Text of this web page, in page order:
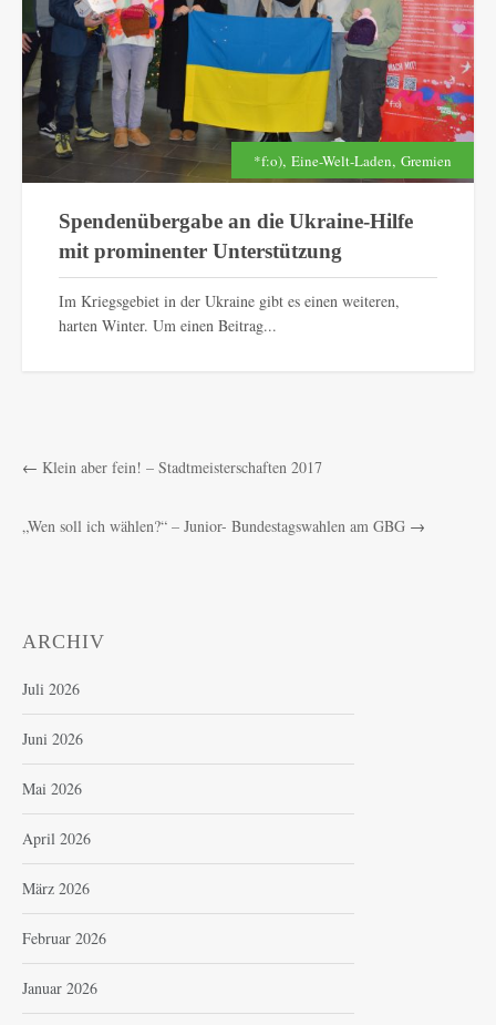
*f:o), Eine-Welt-Laden, Gremien
Spendenübergabe an die Ukraine-Hilfe
mit prominenter Unterstützung
Im Kriegsgebiet in der Ukraine gibt es einen weiteren,
harten Winter. Um einen Beitrag...
← Klein aber fein! – Stadtmeisterschaften 2017
„Wen soll ich wählen?“ – Junior- Bundestagswahlen am GBG →
ARCHIV
Juli 2026
Juni 2026
Mai 2026
April 2026
März 2026
Februar 2026
Januar 2026